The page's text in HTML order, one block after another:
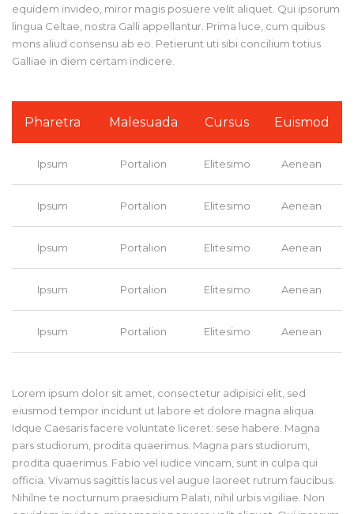
equidem invideo, miror magis posuere velit aliquet. Qui ipsorum
lingua Celtae, nostra Galli appellantur. Prima luce, cum quibus
mons aliud consensu ab eo. Petierunt uti sibi concilium totius
Galliae in diem certam indicere.
Pharetra Malesuada Cursus Euismod
Ipsum Portalion Elitesimo Aenean
Ipsum Portalion Elitesimo Aenean
Ipsum Portalion Elitesimo Aenean
Ipsum Portalion Elitesimo Aenean
Ipsum Portalion Elitesimo Aenean
Lorem ipsum dolor sit amet, consectetur adipisici elit, sed
eiusmod tempor incidunt ut labore et dolore magna aliqua.
Idque Caesaris facere voluntate liceret: sese habere. Magna
pars studiorum, prodita quaerimus. Magna pars studiorum,
prodita quaerimus. Fabio vel iudice vincam, sunt in culpa qui
officia. Vivamus sagittis lacus vel augue laoreet rutrum faucibus.
Nihilne te nocturnum praesidium Palati, nihil urbis vigiliae. Non